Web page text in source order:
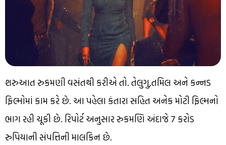
શરુઆત રુકમણી વસંતથી કરીએ તો. તેલુગુ,તમિલ અને કન્નડ
ફિલ્મોમાં કામ કરે છે. આ પહેલા કંતારા સહિત અનેક મોટી ફિલ્મનો
ભાગ રહી ચૂકી છે. રિપોર્ટ અનુસાર રુકમણિ અંદાજે 7 કરોડ
રુપિયાની સંપત્તિની માલકિન છે.